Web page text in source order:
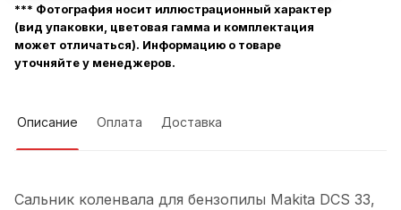
*** Фотография носит иллюстрационный характер
(вид упаковки, цветовая гамма и комплектация
может отличаться). Информацию о товаре
уточняйте у менеджеров.
Описание Оплата Доставка
Сальник коленвала для бензопилы Makita DCS 33,